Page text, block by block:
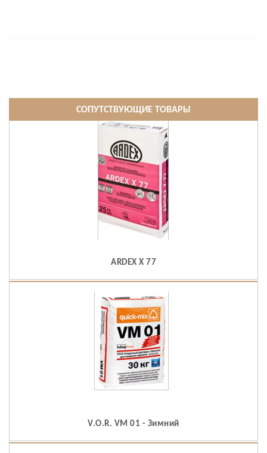
СОПУТСТВУЮЩИЕ ТОВАРЫ
ARDEX X 77
V.O.R. VM 01 - Зимний